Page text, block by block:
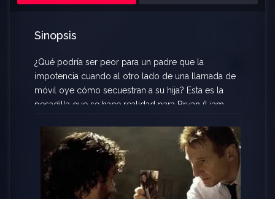
Sinopsis
¿Qué podría ser peor para un padre que la
impotencia cuando al otro lado de una llamada de
móvil oye cómo secuestran a su hija? Esta es la
pesadilla que se hace realidad para Bryan (Liam
horas para recuperar a su hija, que ha sido
secuestrada por una peligrosa banda
especializada en la venta de jóvenes
adolescentes.